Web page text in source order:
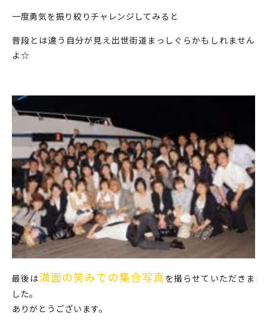
一度勇気を振り絞りチャレンジしてみると
普段とは違う自分が見え出世街道まっしぐらかもしれません
よ☆
最後は満面の笑みでの集合写真 を撮らせていただきま
した。
ありがとうございます。